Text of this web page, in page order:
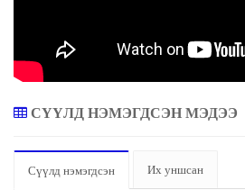
СҮҮЛД НЭМЭГДСЭН МЭДЭЭ
Сүүлд нэмэгдсэн Их уншсан